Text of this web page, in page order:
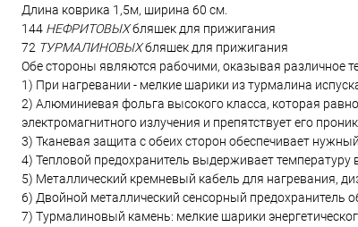
Длина коврика 1,5м, ширина 60 см.
144 НЕФРИТОВЫХбляшек для прижигания
72 ТУРМАЛИНОВЫХбляшек для прижигания
Обе стороны являются рабочими, оказывая различное
1) При нагревании - мелкие шарики из турмалина
2) Алюминиевая фольга высокого класса, которая
электромагнитного излучения и препятствует его
3) Тканевая защита с обеих сторон обеспечивает
4) Тепловой предохранитель выдерживает температуру
5) Металлический кремневый кабель для нагревания,
6) Двойной металлический сенсорный предохранитель
7) Турмалиновый камень: мелкие шарики